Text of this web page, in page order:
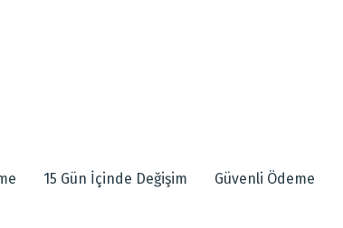
15 Gün İçinde Değişim Güvenli Ödeme